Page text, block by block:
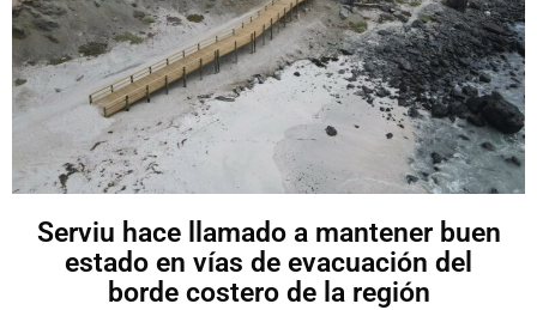
Serviu hace llamado a mantener buen
estado en vías de evacuación del
borde costero de la región